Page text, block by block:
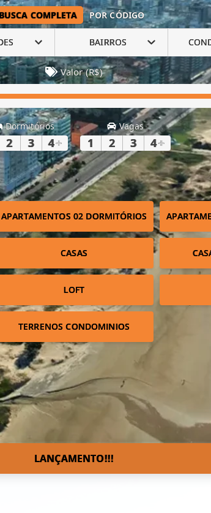
COMPLETA POR CÓDIGO
BAIRROS
Valor (R$)
Dormitórios
2 3 4+
Vagas
1 2 3 4+
APARTAMENTOS 02 DORMITÓRIOS
CASAS
LOFT
TERRENOS CONDOMINIOS
LANÇAMENTO!!!